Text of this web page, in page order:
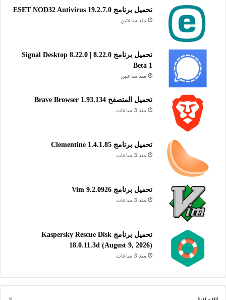
تحميل برنامج Auslogics Disk Defrag لإلغاء تجزئة القرص الصلب
وتحسين أداء جهاز الكمبيوتر على نظام ويندوز.
تحميل برنامج Auslogics Disk Defrag للويندوز
تحميل
Ultimate
تحميل
Auslogics Disk Defrag هو برنامج فعال ومجاني لتحسين أداء
الأقراص الصلبة من خلال إلغاء تجزئة الملفات وتنظيمها بشكل أفضل
على القرص. يساعد البرنامج في تسريع الوصول إلى البيانات وتقليل
زمن استجابة النظام، مما يؤدي إلى تحسين سرعة الكمبيوتر بشكل
عام. يتميز بواجهة سهلة الاستخدام وخيارات متقدمة للمستخدمين
المحترفين، كما يدعم جدولة عمليات الإلغاء بشكل تلقائي لضمان
أدوات القرص الصلب
تحميل برنامج ESET NOD32 Antivirus 19.2.7.0
منذ ساعتين
تحميل برنامج Signal Desktop 8.22.0 | 8.22.0
Beta 1
منذ ساعتين
تحميل المتصفح Brave Browser 1.93.134
منذ 3 ساعات
تحميل برنامج Clementine 1.4.1.85
منذ 3 ساعات
تحميل برنامج Vim 9.2.0926
منذ 3 ساعات
تحميل برنامج Kaspersky Rescue Disk
18.0.11.3d (August 9, 2026)
منذ 3 ساعات